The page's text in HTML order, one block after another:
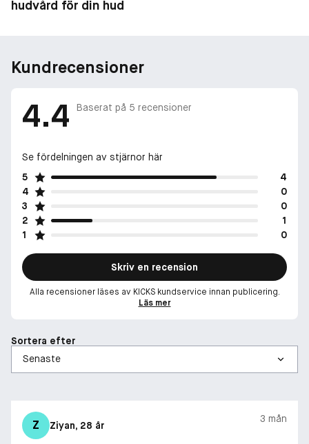
hudvård för din hud
Kundrecensioner
4.4 Baserat på 5 recensioner
Se fördelningen av stjärnor här
5
4
4
0
3
0
2
1
1
0
Skriv en recension
Alla recensioner läses av KICKS kundservice innan publicering.
Läs mer
Sortera efter
Z Ziyan, 28 år
3 mån